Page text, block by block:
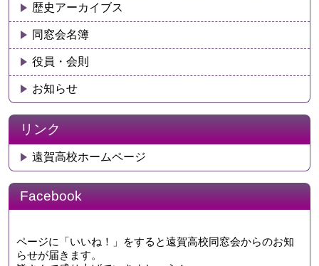
歴史アーカイブス
同窓会名簿
役員・会則
お知らせ
リンク
遠賀高校ホームページ
Facebook
ページに「いいね！」をすると遠賀高校同窓会からのお知
らせが届きます。